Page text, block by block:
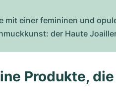
einer femininen und
der Haute
Produkte,